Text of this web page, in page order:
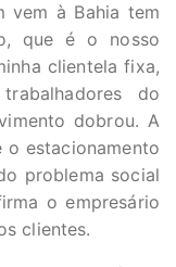
vem à Bahia tem
que é o nosso
clientela fixa,
do
dobrou. A
o estacionamento
problema social
o empresário
clientes.